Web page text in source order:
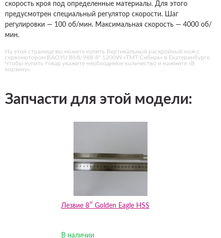
скорость кроя под определенные материалы. Для этого
предусмотрен специальный регулятор скорости. Шаг
регулировки — 100 об/мин. Максимальная скорость — 4000 об/
мин.
На этой странице вы можете купить Вертикальный раскройный нож с
сервомотором BAOYU BML-988-8" 1200W «ТМТ-Сибирь» в Екатеринбурге.
Чтобы купить товар укажите необходимое количество и нажмите «В
корзину».
Запчасти для этой модели:
Лезвие 8″ Golden Eagle HSS
В наличии